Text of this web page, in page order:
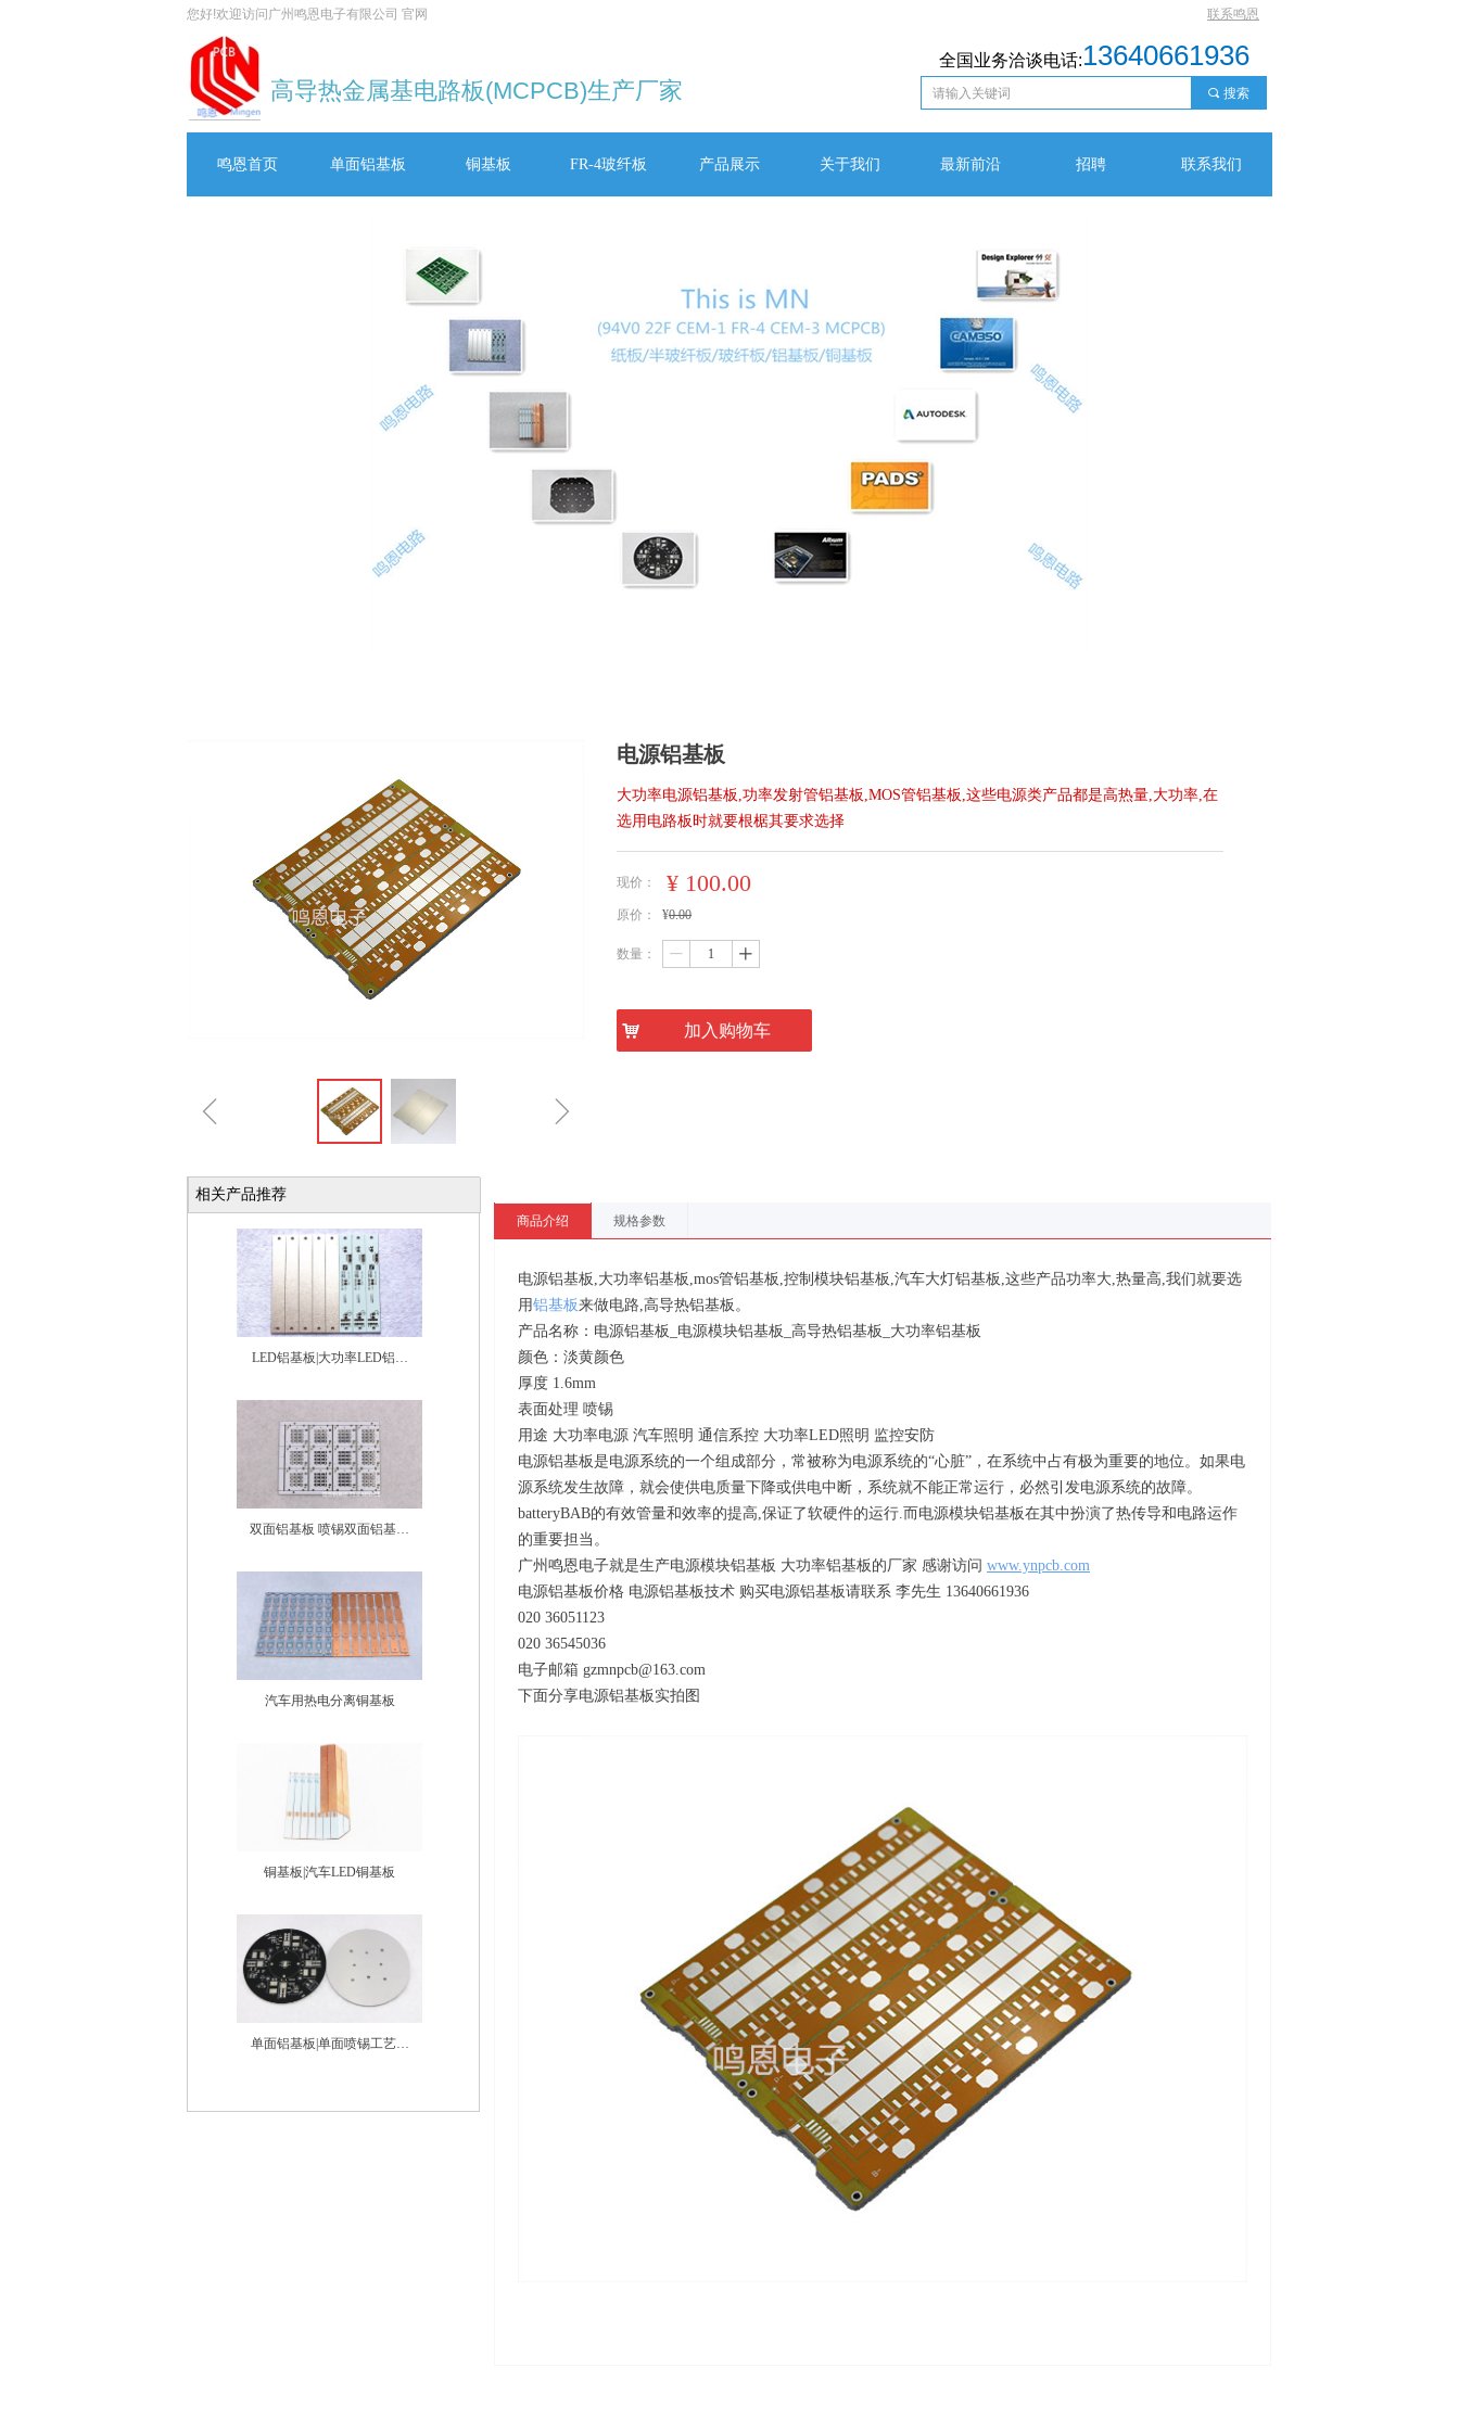
您好!欢迎访问广州鸣恩电子有限公司 官网
高导热金属基电路板(MCPCB)生产厂家
联系鸣恩
全国业务洽谈电话:13640661936
鸣恩首页 单面铝基板 铜基板 FR-4玻纤板 产品展示 关于我们 最新前沿 招聘 联系我们
끠 搜索
ꁆ ꁇ
电源铝基板
大功率电源铝基板,功率发射管铝基板,MOS管铝基板,这些电源类产品都是高热量,大功率,在
选用电路板时就要根椐其要求选择
现价： ¥ 100.00
原价： ¥0.00
数量： ꄷ ꄸ
낙 加入购物车
相关产品推荐
LED铝基板|大功率LED铝基
双面铝基板 喷锡双面铝基板
汽车用热电分离铜基板
铜基板|汽车LED铜基板
单面铝基板|单面喷锡工艺铝
商品介绍 规格参数
电源铝基板,大功率铝基板,mos管铝基板,控制模块铝基板,汽车大灯铝基板,这些产品功率大,热量高,我们就要选
用铝基板来做电路,高导热铝基板。
产品名称：电源铝基板_电源模块铝基板_高导热铝基板_大功率铝基板
颜色：淡黄颜色
厚度 1.6mm
表面处理 喷锡
用途 大功率电源 汽车照明 通信系控 大功率LED照明 监控安防
电源铝基板是电源系统的一个组成部分，常被称为电源系统的“心脏”，在系统中占有极为重要的地位。如果电
源系统发生故障，就会使供电质量下降或供电中断，系统就不能正常运行，必然引发电源系统的故障。
batteryBAB的有效管量和效率的提高,保证了软硬件的运行.而电源模块铝基板在其中扮演了热传导和电路运作
的重要担当。
广州鸣恩电子就是生产电源模块铝基板 大功率铝基板的厂家 感谢访问 www.ynpcb.com
电源铝基板价格 电源铝基板技术 购买电源铝基板请联系 李先生 13640661936
020 36051123
020 36545036
电子邮箱 gzmnpcb@163.com
下面分享电源铝基板实拍图